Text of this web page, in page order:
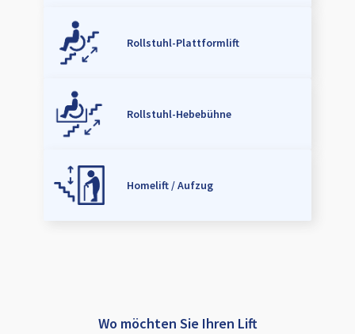
Rollstuhl-Plattformlift
Rollstuhl-Hebebühne
Homelift / Aufzug
Wo möchten Sie Ihren Lift